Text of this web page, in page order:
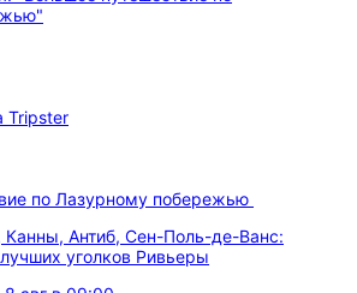
по Лазурному побережью
Антиб, Сен-Поль-де-Ванс:
уголков Ривьеры